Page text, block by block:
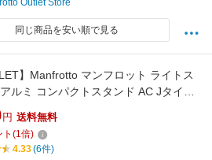
Outlet Store
同じ商品を安い順で見る
】Manfrotto マンフロット ライトス
ルミ コンパクトスタンド AC Jタイプ
スタンド 三脚 撮影機材 プロ カメラ
リー スタジオ撮影 照明スタンド スト
ライト 商品撮影【アウトレット】
円 送料無料
(1倍)
4.33(6件)